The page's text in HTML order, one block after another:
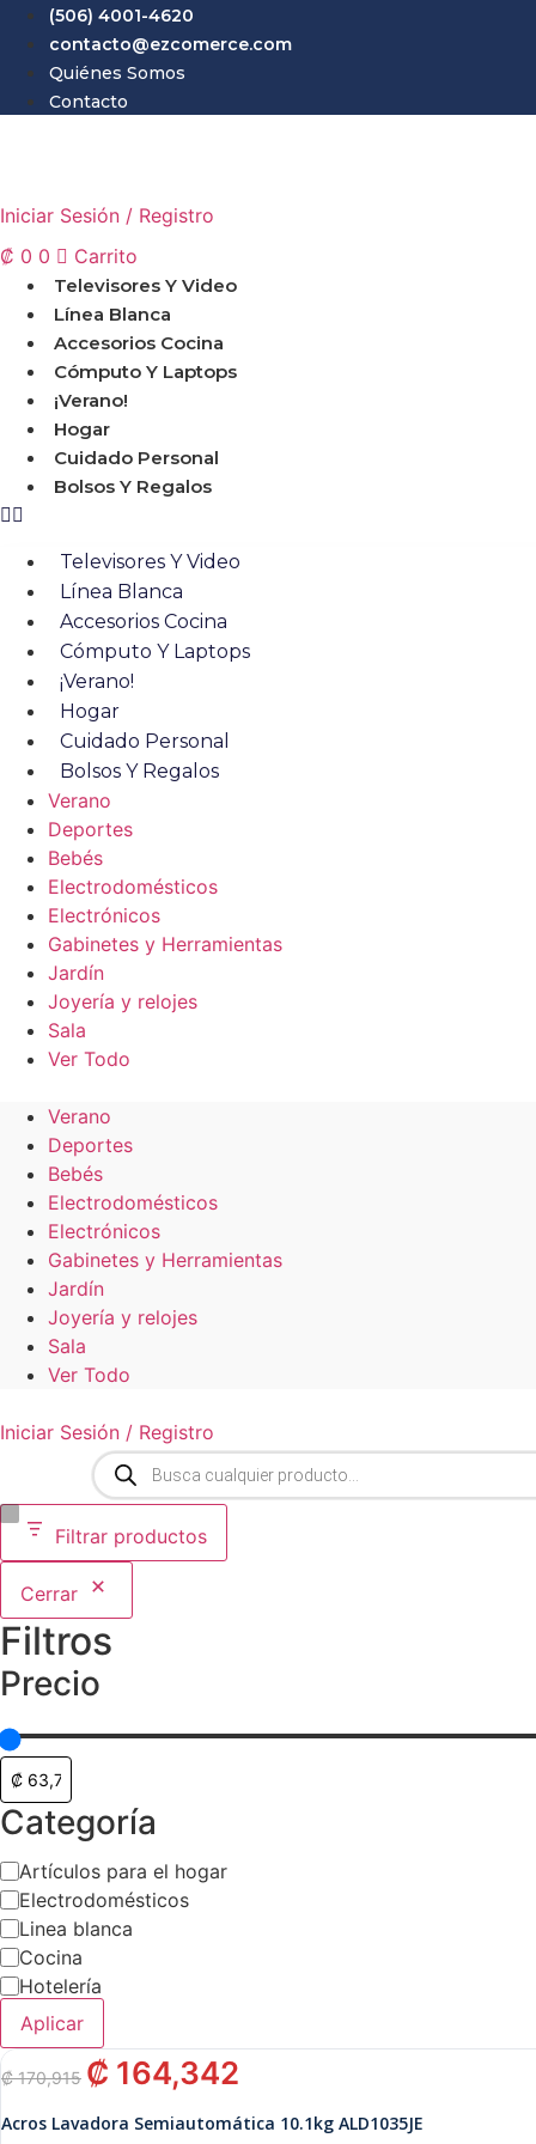
contenido
(506) 4001-4620
contacto@ezcomerce.com
Quiénes Somos
Contacto
Iniciar Sesión / Registro
₡ 0 0 Carrito
Televisores Y Video
Línea Blanca
Accesorios Cocina
Cómputo Y Laptops
¡Verano!
Hogar
Cuidado Personal
Bolsos Y Regalos
Televisores Y Video
Línea Blanca
Accesorios Cocina
Cómputo Y Laptops
¡Verano!
Hogar
Cuidado Personal
Bolsos Y Regalos
Verano
Deportes
Bebés
Electrodomésticos
Electrónicos
Gabinetes y Herramientas
Jardín
Joyería y relojes
Sala
Ver Todo
Verano
Deportes
Bebés
Electrodomésticos
Electrónicos
Gabinetes y Herramientas
Jardín
Joyería y relojes
Sala
Ver Todo
Iniciar Sesión / Registro
Búsqueda
de
productos
Filtrar productos
Cerrar
Filtros
Precio
Categoría
Categoría
Artículos para el hogar
Electrodomésticos
Linea blanca
Cocina
Hotelería
Aplicar
₡170,915
El
precio
era:
₡ 164,342
es:
Acros Lavadora Semiautomática 10.1kg ALD1035JE